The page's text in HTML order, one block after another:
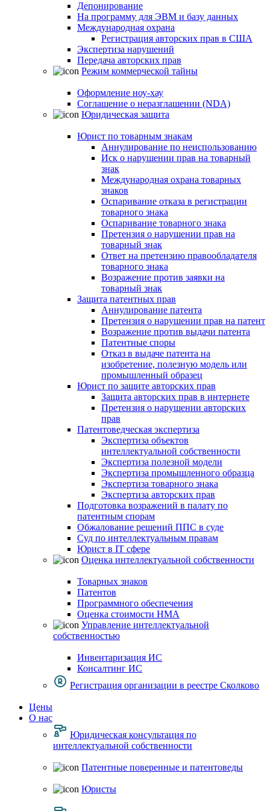
Депонирование
На программу для ЭВМ и базу данных
Международная охрана
Регистрация авторских прав в США
Экспертиза нарушений
Передача авторских прав
Режим коммерческой тайны
Оформление ноу-хау
Соглашение о неразглашении (NDA)
Юридическая защита
Юрист по товарным знакам
Аннулирование по неиспользованию
Иск о нарушении прав на товарный
знак
Международная охрана товарных
знаков
Оспаривание отказа в регистрации
товарного знака
Оспаривание товарного знака
Претензия о нарушении прав на
товарный знак
Ответ на претензию правообладателя
товарного знака
Возражение против заявки на
товарный знак
Защита патентных прав
Аннулирование патента
Претензия о нарушении прав на патент
Возражение против выдачи патента
Патентные споры
Отказ в выдаче патента на
изобретение, полезную модель или
промышленный образец
Юрист по защите авторских прав
Защита авторских прав в интернете
Претензия о нарушении авторских
прав
Патентоведческая экспертиза
Экспертиза объектов
интеллектуальной собственности
Экспертиза полезной модели
Экспертиза промышленного образца
Экспертиза товарного знака
Экспертиза авторских прав
Подготовка возражений в палату по
патентным спорам
Обжалование решений ППС в суде
Суд по интеллектуальным правам
Юрист в IT сфере
Оценка интеллектуальной собственности
Товарных знаков
Патентов
Программного обеспечения
Оценка стоимости НМА
Управление интеллектуальной
собственностью
Инвентаризация ИС
Консалтинг ИС
Регистрация организации в реестре Сколково
Цены
О нас
Юридическая консультация по
интеллектуальной собственности
Патентные поверенные и патентоведы
Юристы